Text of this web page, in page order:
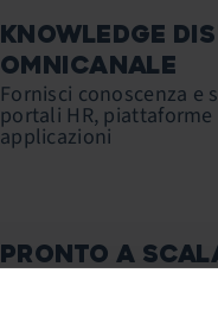
KNOWLEDGE
OMNICANALE
Fornisci conoscenza
portali HR,
applicazioni
PRONTO A